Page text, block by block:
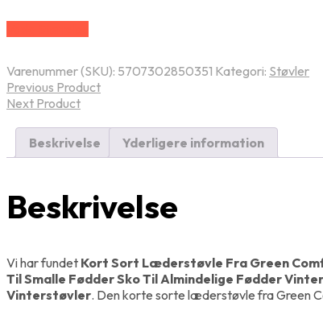
Varenummer (SKU): 5707302850351 Kategori: Støvler
Previous Product
Next Product
Beskrivelse Yderligere information
Beskrivelse
Vi har fundet Kort Sort Læderstøvle Fra Green
Til Smalle Fødder Sko Til Almindelige Fødder
Vinterstøvler. Den korte sorte læderstøvle fra Green